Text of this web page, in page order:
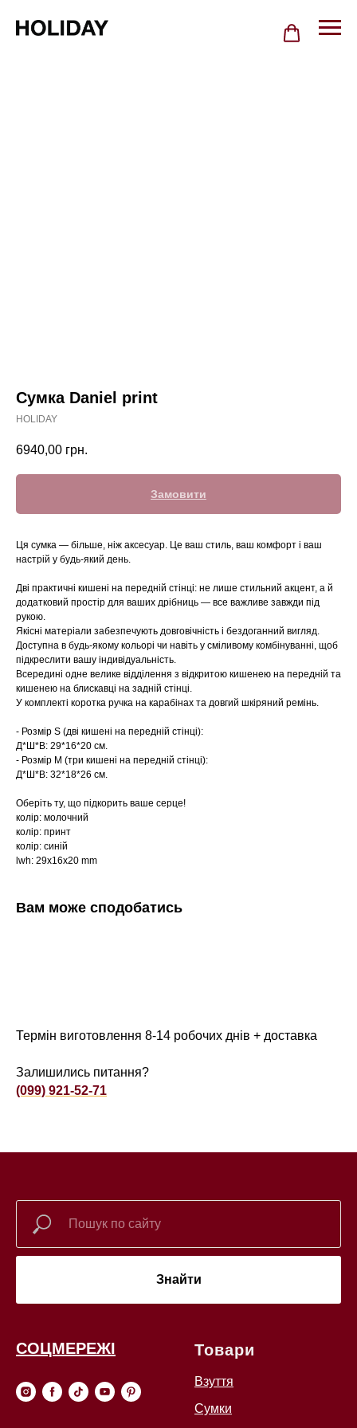
Сумка Daniel print
HOLIDAY
6940,00 грн.
Замовити
Ця сумка — більше, ніж аксесуар. Це ваш стиль, ваш комфорт і ваш
настрій у будь-який день.
Дві практичні кишені на передній стінці: не лише стильний акцент, а й
додатковий простір для ваших дрібниць — все важливе завжди під
рукою.
Якісні матеріали забезпечують довговічність і бездоганний вигляд.
Доступна в будь-якому кольорі чи навіть у сміливому комбінуванні, щоб
підкреслити вашу індивідуальність.
Всередині одне велике відділення з відкритою кишенею на передній та
кишенею на блискавці на задній стінці.
У комплекті коротка ручка на карабінах та довгий шкіряний ремінь.
- Розмір S (дві кишені на передній стінці):
Д*Ш*В: 29*16*20 см.
- Розмір М (три кишені на передній стінці):
Д*Ш*В: 32*18*26 см.
Оберіть ту, що підкорить ваше серце!
колір: молочний
колір: принт
колір: синій
lwh: 29x16x20 mm
Вам може сподобатись
Термін виготовлення 8-14 робочих днів + доставка
Залишились питання?
(099) 921-52-71
Знайти
СОЦМЕРЕЖІ Товари
Взуття
Сумки